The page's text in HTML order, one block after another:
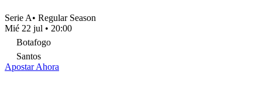
Serie A• Regular Season
Mié 22 jul • 20:00
Botafogo
Santos
Apostar Ahora